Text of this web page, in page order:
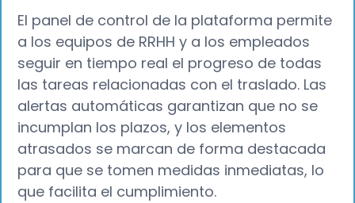
El panel de control de la plataforma permite
a los equipos de RRHH y a los empleados
seguir en tiempo real el progreso de todas
las tareas relacionadas con el traslado. Las
alertas automáticas garantizan que no se
incumplan los plazos, y los elementos
atrasados se marcan de forma destacada
para que se tomen medidas inmediatas, lo
que facilita el cumplimiento.